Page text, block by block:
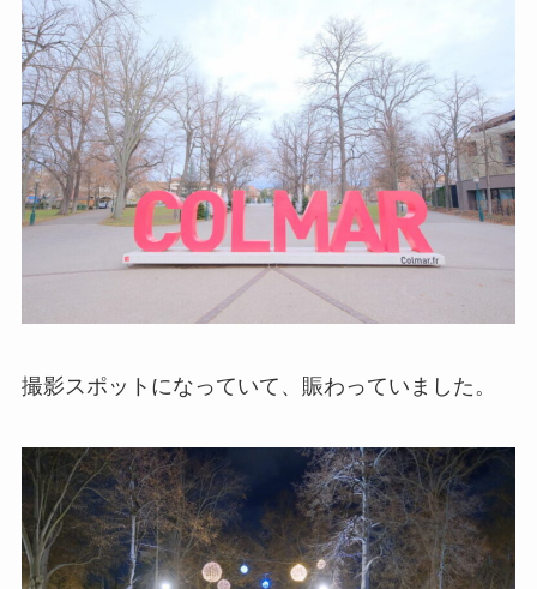
撮影スポットになっていて、賑わっていました。